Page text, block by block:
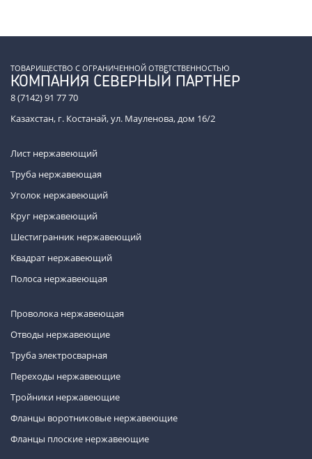
ТОВАРИЩЕСТВО С ОГРАНИЧЕННОЙ ОТВЕТСТВЕННОСТЬЮ
КОМПАНИЯ СЕВЕРНЫЙ ПАРТНЕР
8 (7142) 91 77 70
Казахстан, г. Костанай, ул. Мауленова, дом 16/2
Лист нержавеющий
Труба нержавеющая
Уголок нержавеющий
Круг нержавеющий
Шестигранник нержавеющий
Квадрат нержавеющий
Полоса нержавеющая
Проволока нержавеющая
Отводы нержавеющие
Труба электросварная
Переходы нержавеющие
Тройники нержавеющие
Фланцы воротниковые нержавеющие
Фланцы плоские нержавеющие